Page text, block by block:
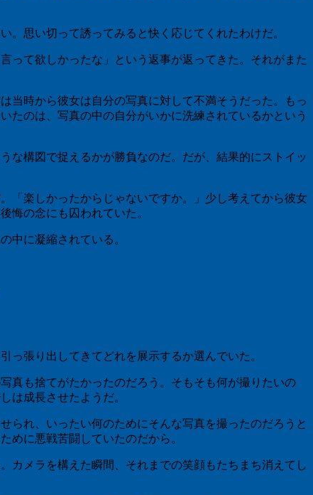
思い切って誘ってみると快く応じてくれたわけだ。
って欲しかったな」という返事が返ってきた。それがまた
当時から彼女は自分の写真に対して不満そうだった。もっ
たのは、写真の中の自分がいかに洗練されているかという
構図で捉えるかが勝負なのだ。だが、結果的にストイッ
「楽しかったからじゃないですか。」少し考えてから彼女
悔の念にも囚われていた。
中に凝縮されている。
っ張り出してきてどれを展示するか選んでいた。
真も捨てがたかったのだろう。そもそも何が撮りたいの
は成長させたようだ。
れ、いったい何のためにそんな写真を撮ったのだろうと
めに悪戦苦闘していたのだから。
カメラを構えた瞬間、それまでの笑顔もたちまち消えてし